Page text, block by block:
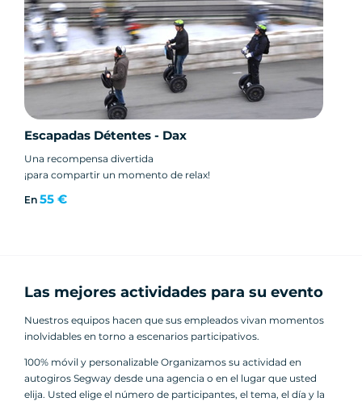
Escapadas Détentes - Dax
Una recompensa divertida
¡para compartir un momento de relax!
En 55 €
Las mejores actividades para su evento
Nuestros equipos hacen que sus empleados vivan momentos
inolvidables en torno a escenarios participativos.
100% móvil y personalizable Organizamos su actividad en
autogiros Segway desde una agencia o en el lugar que usted
elija. Usted elige el número de participantes, el tema, el día y la